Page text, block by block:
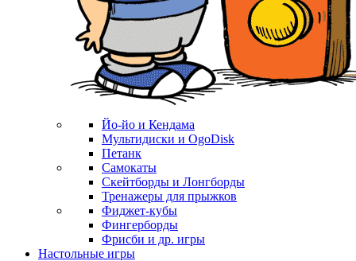
Йо-йо и Кендама
Мультидиски и OgoDisk
Петанк
Самокаты
Скейтборды и Лонгборды
Тренажеры для прыжков
Фиджет-кубы
Фингерборды
Фрисби и др. игры
Настольные игры